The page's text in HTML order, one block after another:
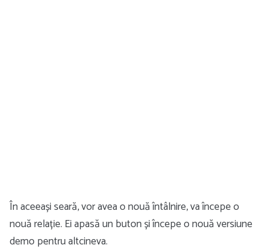
În aceeași seară, vor avea o nouă întâlnire, va începe o
nouă relație. Ei apasă un buton și începe o nouă versiune
demo pentru altcineva.